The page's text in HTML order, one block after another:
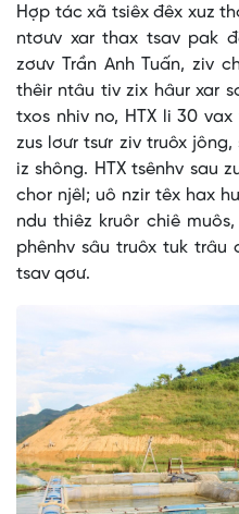
Hợp tác xã tsiêx đêx xuz
ntơưv xar thax tsav pak
zơưv Trần Anh Tuấn, ziv
thêir ntâu tiv zix hâur xar
txos nhiv no, HTX li 30
zus lơưr tsưr ziv truôx
iz shông. HTX tsênhv sau
chor njêl; uô nzir têx hax
ndu thiêz kruôr chiê
phênhv sâu truôx tuk trâu
tsav qơư.